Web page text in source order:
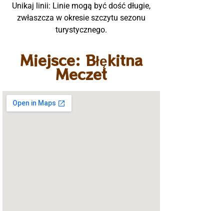
Unikaj linii: Linie mogą być dość długie,
zwłaszcza w okresie szczytu sezonu
turystycznego.
Miejsce: Błękitna
Meczet